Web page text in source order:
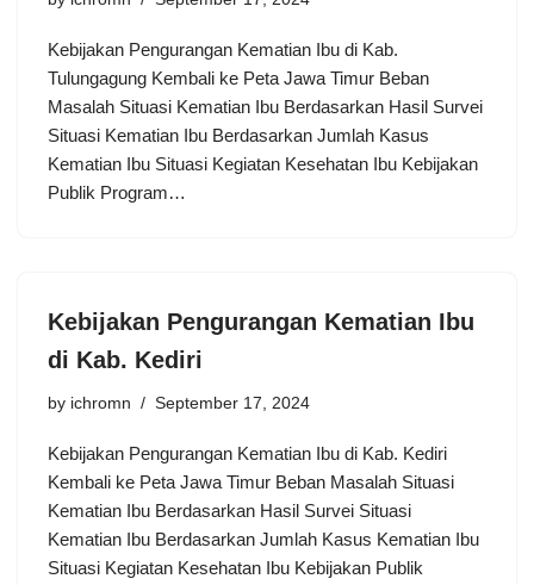
Kebijakan Pengurangan Kematian Ibu di Kab.
Tulungagung Kembali ke Peta Jawa Timur Beban
Masalah Situasi Kematian Ibu Berdasarkan Hasil Survei
Situasi Kematian Ibu Berdasarkan Jumlah Kasus
Kematian Ibu Situasi Kegiatan Kesehatan Ibu Kebijakan
Publik Program…
Kebijakan Pengurangan Kematian Ibu
di Kab. Kediri
by ichromn September 17, 2024
Kebijakan Pengurangan Kematian Ibu di Kab. Kediri
Kembali ke Peta Jawa Timur Beban Masalah Situasi
Kematian Ibu Berdasarkan Hasil Survei Situasi
Kematian Ibu Berdasarkan Jumlah Kasus Kematian Ibu
Situasi Kegiatan Kesehatan Ibu Kebijakan Publik